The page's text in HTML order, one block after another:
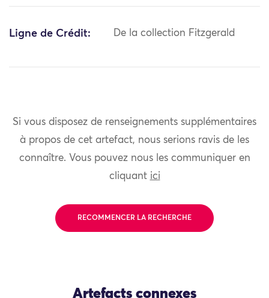
Ligne de Crédit: De la collection Fitzgerald
Si vous disposez de renseignements supplémentaires
à propos de cet artefact, nous serions ravis de les
connaître. Vous pouvez nous les communiquer en
cliquant ici
RECOMMENCER LA RECHERCHE
Artefacts connexes